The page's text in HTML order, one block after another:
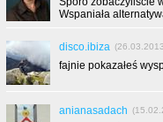
Wspaniała
disco.ibiza
fajnie pokazałeś
anianasadach